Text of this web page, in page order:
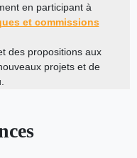
en participant à
et commissions
des propositions aux
projets et de